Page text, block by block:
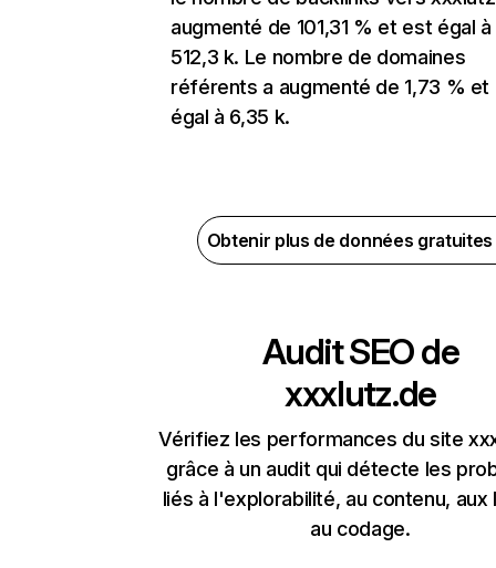
augmenté de 101,31 % et est égal à
512,3 k. Le nombre de domaines
référents a augmenté de 1,73 % et
égal à 6,35 k.
Obtenir plus de données
Audit SEO de
xxxlutz.de
Vérifiez les performances du site
grâce à un audit qui détecte les
liés à l'explorabilité, au contenu, aux
au codage.